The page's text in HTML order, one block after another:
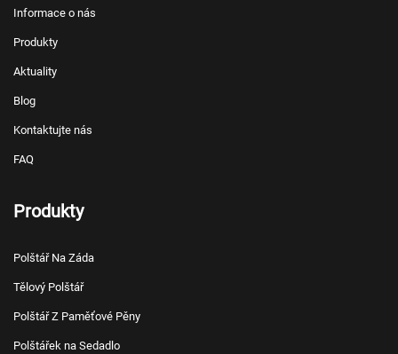
Informace o nás
Produkty
Aktuality
Blog
Kontaktujte nás
FAQ
Produkty
Polštář Na Záda
Tělový Polštář
Polštář Z Paměťové Pěny
Polštářek na Sedadlo